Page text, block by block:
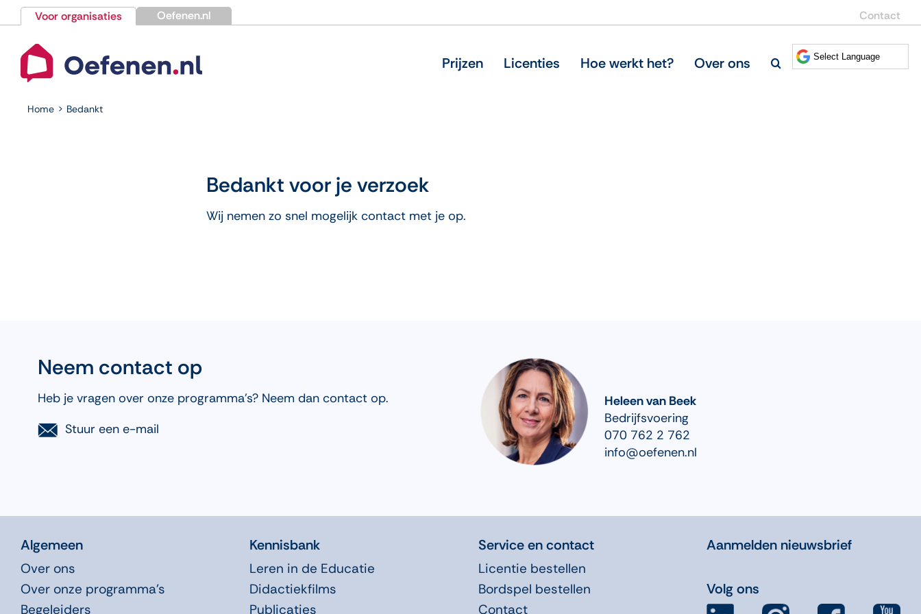
naar
inhoud
Voor organisaties Oefenen.nl Contact
Prijzen Licenties Hoe werkt het? Over ons
Home Bedankt
Bedankt voor je verzoek
Wij nemen zo snel mogelijk contact met je op.
Neem contact op
Heb je vragen over onze programma’s? Neem dan contact op.
Stuur een e-mail
Heleen van Beek
Bedrijfsvoering
070 762 2 762
info@oefenen.nl
Algemeen
Over ons
Over onze programma’s
Begeleiders
Kennisbank
Leren in de Educatie
Didactiekfilms
Publicaties
Service en contact
Licentie bestellen
Bordspel bestellen
Contact
Aanmelden nieuwsbrief
Volg ons